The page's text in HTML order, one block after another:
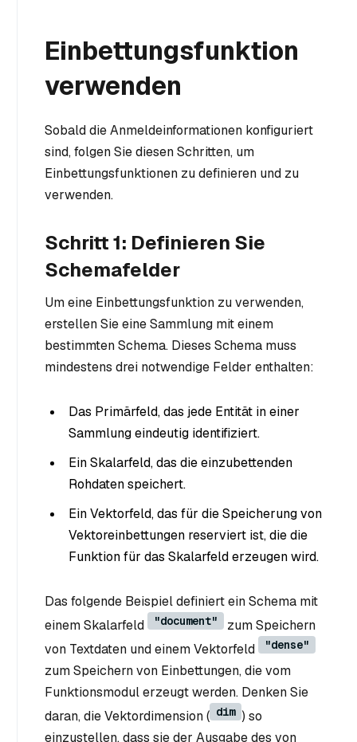
Einbettungsfunktion
verwenden
Sobald die Anmeldeinformationen konfiguriert
sind, folgen Sie diesen Schritten, um
Einbettungsfunktionen zu definieren und zu
verwenden.
Schritt 1: Definieren Sie
Schemafelder
Um eine Einbettungsfunktion zu verwenden,
erstellen Sie eine Sammlung mit einem
bestimmten Schema. Dieses Schema muss
mindestens drei notwendige Felder enthalten:
Das Primärfeld, das jede Entität in einer
Sammlung eindeutig identifiziert.
Ein Skalarfeld, das die einzubettenden
Rohdaten speichert.
Ein Vektorfeld, das für die Speicherung von
Vektoreinbettungen reserviert ist, die die
Funktion für das Skalarfeld erzeugen wird.
Das folgende Beispiel definiert ein Schema mit
einem Skalarfeld
"document"
zum Speichern
von Textdaten und einem Vektorfeld
"dense"
zum Speichern von Einbettungen, die vom
Funktionsmodul erzeugt werden. Denken Sie
daran, die Vektordimension ( dim ) so
einzustellen, dass sie der Ausgabe des von